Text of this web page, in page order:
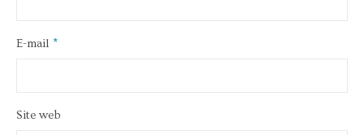
E-mail *
Site web